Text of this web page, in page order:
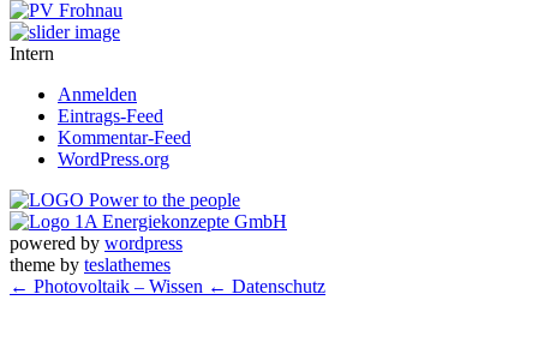
Intern
Anmelden
Eintrags-Feed
Kommentar-Feed
WordPress.org
powered by wordpress
theme by teslathemes
← Photovoltaik – Wissen ← Datenschutz